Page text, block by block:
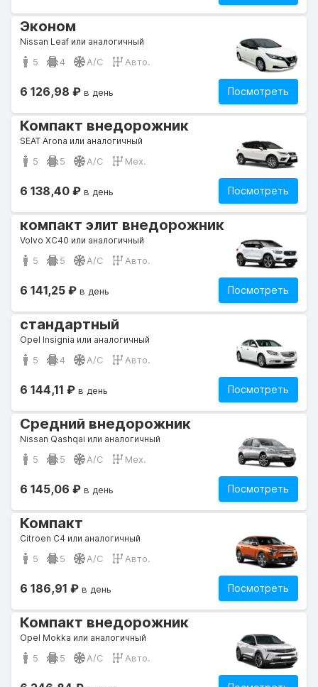
Эконом
Nissan Leaf или аналогичный
5 4 A/C Авто.
Посмотреть
6 126,98 ₽ в день
Компакт внедорожник
SEAT Arona или аналогичный
5 5 A/C Мех.
Посмотреть
6 138,40 ₽ в день
компакт элит внедорожник
Volvo XC40 или аналогичный
5 5 A/C Авто.
Посмотреть
6 141,25 ₽ в день
стандартный
Opel Insignia или аналогичный
5 4 A/C Авто.
Посмотреть
6 144,11 ₽ в день
Средний внедорожник
Nissan Qashqai или аналогичный
5 5 A/C Мех.
Посмотреть
6 145,06 ₽ в день
Компакт
Citroen C4 или аналогичный
5 5 A/C Авто.
Посмотреть
6 186,91 ₽ в день
Компакт внедорожник
Opel Mokka или аналогичный
5 5 A/C Авто.